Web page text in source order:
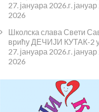
27. јануара 2026.г. јануар
2026
Школска слава Свети
врићу ДЕЧИЈИ КУТАК-2
27. јануара 2026.г. јануар
2026